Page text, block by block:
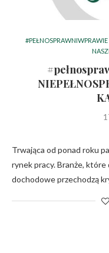
#PEŁNOSPRAWNIWPRAWIE
Trwająca od ponad roku
rynek pracy. Branże,
dochodowe przechodzą